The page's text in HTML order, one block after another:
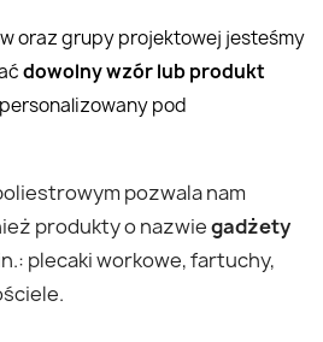
oraz grupy projektowej jesteśmy
dowolny wzór lub produkt
pod
pozwala nam
produkty o nazwiegadżety
plecaki workowe, fartuchy,